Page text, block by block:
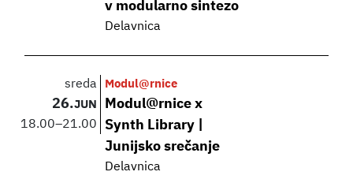
v modularno sintezo
Delavnica
sreda
26.JUN
18.00–21.00
Modul@rnice
Modul@rnice x
Synth Library |
Junijsko srečanje
Delavnica